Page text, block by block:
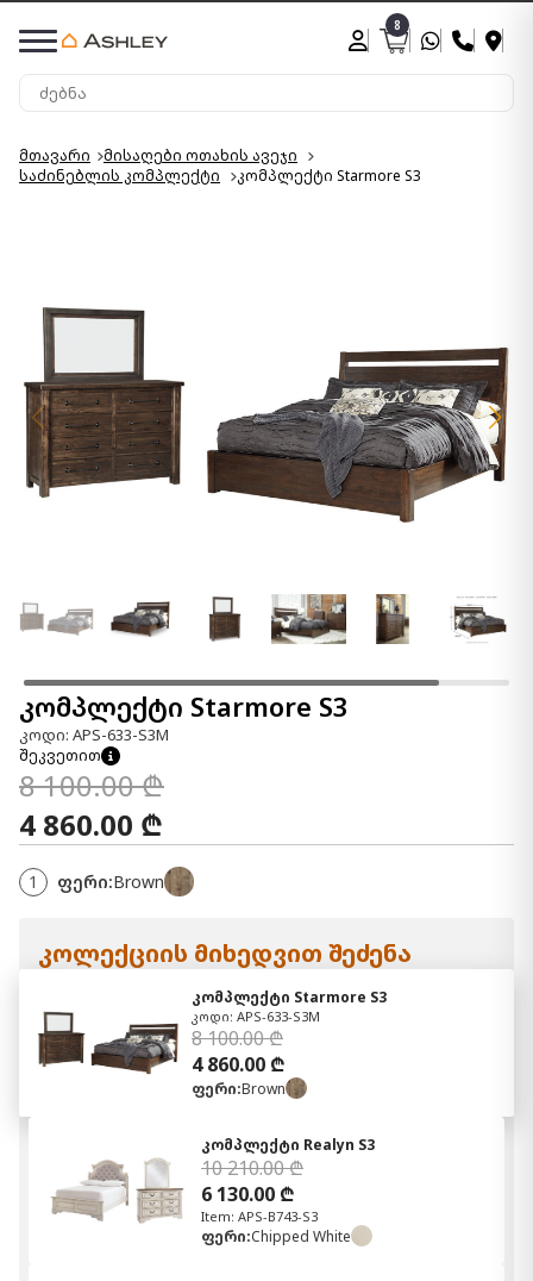
8
მთავარი
მისაღები ოთახის ავეჯი
საძინებლის კომპლექტი
კომპლექტი Starmore S3
კომპლექტი Starmore S3
კოდი: APS-633-S3M
შეკვეთით
8 100.00 ₾
4 860.00 ₾
1 ფერი:Brown
კოლექციის მიხედვით შეძენა
კომპლექტი Starmore S3
კოდი: APS-633-S3M
8 100.00 ₾
4 860.00 ₾
ფერი:Brown
კომპლექტი Realyn S3
10 210.00 ₾
6 130.00 ₾
Item: APS-B743-S3
ფერი:Chipped White